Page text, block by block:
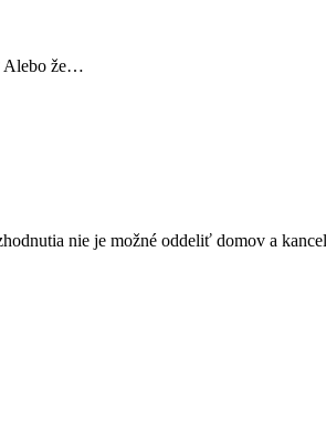
Alebo že…
nie je možné oddeliť domov a